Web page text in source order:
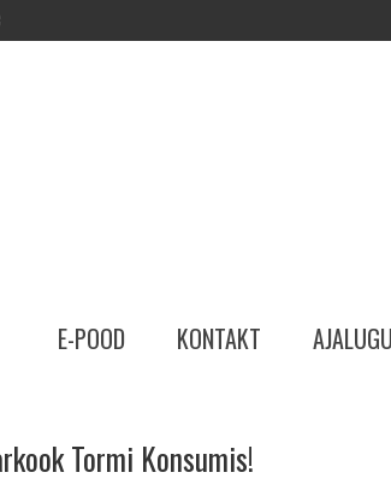
E-POOD KONTAKT AJALUGU
Tormi Konsumis!